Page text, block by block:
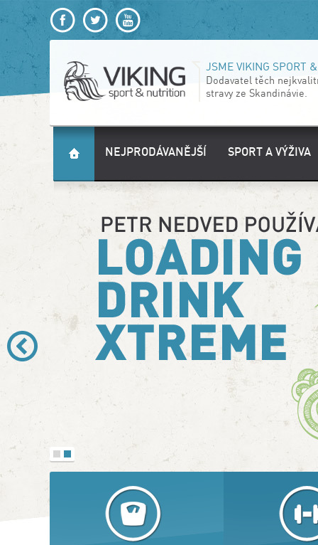
JSME VIKING SPORT
Dodavatel těch
stravy ze Skandinávie.
NEJPRODÁVANĚJŠÍ SPORT A VÝŽIVA